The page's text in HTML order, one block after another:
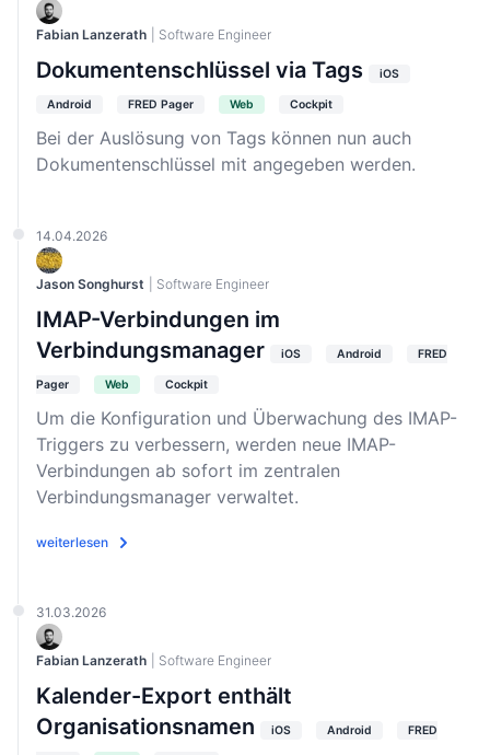
Fabian Lanzerath | Software Engineer
Dokumentenschlüssel via Tags iOS
Android FRED Pager Web Cockpit
Bei der Auslösung von Tags können nun auch
Dokumentenschlüssel mit angegeben werden.
14.04.2026
Jason Songhurst | Software Engineer
IMAP-Verbindungen im
Verbindungsmanager
iOS Android FRED
Pager Web Cockpit
Um die Konfiguration und Überwachung des IMAP-
Triggers zu verbessern, werden neue IMAP-
Verbindungen ab sofort im zentralen
Verbindungsmanager verwaltet.
weiterlesen
31.03.2026
Fabian Lanzerath | Software Engineer
Kalender-Export enthält
Organisationsnamen
iOS Android FRED